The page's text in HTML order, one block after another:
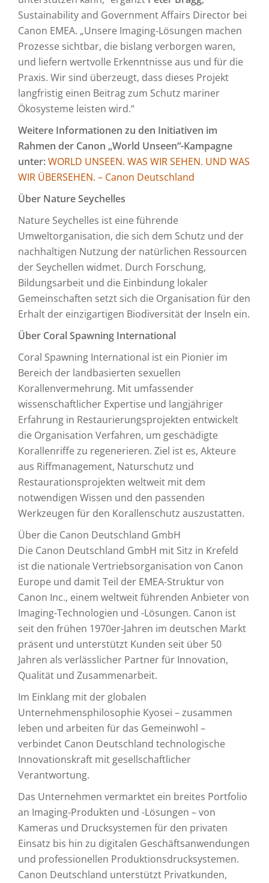
Sustainability and Government Affairs Director bei
Canon EMEA. „Unsere Imaging‑Lösungen machen
Prozesse sichtbar, die bislang verborgen waren,
und liefern wertvolle Erkenntnisse aus und für die
Praxis. Wir sind überzeugt, dass dieses Projekt
langfristig einen Beitrag zum Schutz mariner
Ökosysteme leisten wird.“
Weitere Informationen zu den Initiativen im
Rahmen der Canon „World Unseen“-Kampagne
unter:WORLD UNSEEN. WAS WIR SEHEN. UND WAS
WIR ÜBERSEHEN. – Canon Deutschland
Über Nature Seychelles
Nature Seychelles ist eine führende
Umweltorganisation, die sich dem Schutz und der
nachhaltigen Nutzung der natürlichen Ressourcen
der Seychellen widmet. Durch Forschung,
Bildungsarbeit und die Einbindung lokaler
Gemeinschaften setzt sich die Organisation für den
Erhalt der einzigartigen Biodiversität der Inseln ein.
Über Coral Spawning International
Coral Spawning International ist ein Pionier im
Bereich der landbasierten sexuellen
Korallenvermehrung. Mit umfassender
wissenschaftlicher Expertise und langjähriger
Erfahrung in Restaurierungsprojekten entwickelt
die Organisation Verfahren, um geschädigte
Korallenriffe zu regenerieren. Ziel ist es, Akteure
aus Riffmanagement, Naturschutz und
Restaurationsprojekten weltweit mit dem
notwendigen Wissen und den passenden
Werkzeugen für den Korallenschutz auszustatten.
Über die Canon Deutschland GmbH
Die Canon Deutschland GmbH mit Sitz in Krefeld
ist die nationale Vertriebsorganisation von Canon
Europe und damit Teil der EMEA-Struktur von
Canon Inc., einem weltweit führenden Anbieter von
Imaging-Technologien und -Lösungen. Canon ist
seit den frühen 1970er-Jahren im deutschen Markt
präsent und unterstützt Kunden seit über 50
Jahren als verlässlicher Partner für Innovation,
Qualität und Zusammenarbeit.
Im Einklang mit der globalen
Unternehmensphilosophie Kyosei – zusammen
leben und arbeiten für das Gemeinwohl –
verbindet Canon Deutschland technologische
Innovationskraft mit gesellschaftlicher
Verantwortung.
Das Unternehmen vermarktet ein breites Portfolio
an Imaging-Produkten und -Lösungen – von
Kameras und Drucksystemen für den privaten
Einsatz bis hin zu digitalen Geschäftsanwendungen
und professionellen Produktionsdrucksystemen.
Canon Deutschland unterstützt Privatkunden,